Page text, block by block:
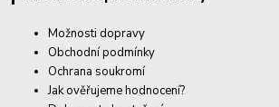
Možnosti dopravy
Obchodní podmínky
Ochrana soukromí
Jak ověřujeme hodnocení?